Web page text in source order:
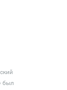
был